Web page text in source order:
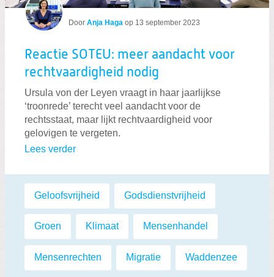
Door Anja Haga op 13 september 2023
Reactie SOTEU: meer aandacht voor
rechtvaardigheid nodig
Ursula von der Leyen vraagt in haar jaarlijkse
‘troonrede’ terecht veel aandacht voor de
rechtsstaat, maar lijkt rechtvaardigheid voor
gelovigen te vergeten.
Lees verder
Labels:
Geloofsvrijheid Godsdienstvrijheid
Groen Klimaat Mensenhandel
Mensenrechten Migratie Waddenzee